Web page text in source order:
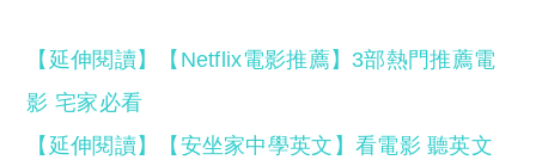
【延伸閱讀】【Netflix電影推薦】3部熱門推薦電
影 宅家必看
【延伸閱讀】【安坐家中學英文】看電影 聽英文